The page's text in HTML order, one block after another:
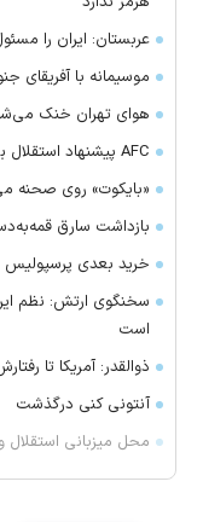
عربستان: ایران را
موسیمانه با آفریقای
هوای تهران خنک
AFC پیشنهاد استقلال برای میزبانی را نپذیرفت
«بایکوت» روی صحنه
بازداشت سارق
خرید بعدی
سخنگوی ارتش: نظم
است
ذوالقدر: آمریکا تا
آنتونی کنی درگذشت
محل میزبانی استقلال